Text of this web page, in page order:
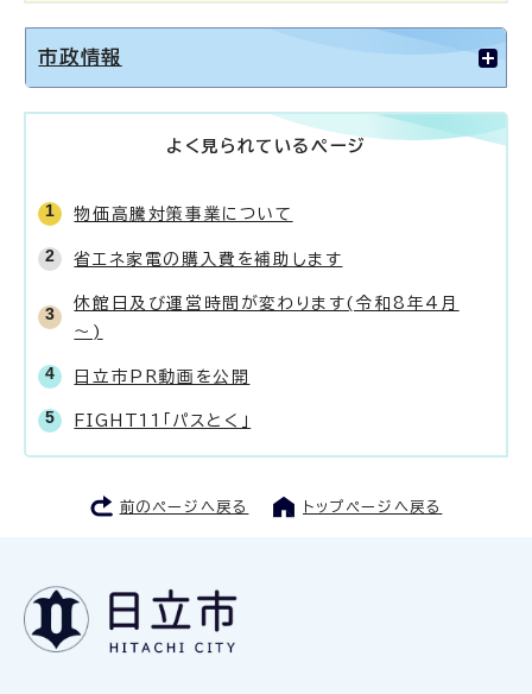
市政情報
よく見られているページ
物価高騰対策事業について
省エネ家電の購入費を補助します
休館日及び運営時間が変わります(令和8年4月
～)
日立市PR動画を公開
FIGHT11「パスとく」
前のページへ戻る トップページへ戻る